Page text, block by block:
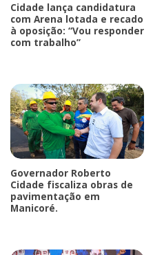
Cidade lança candidatura
com Arena lotada e recado
à oposição: “Vou responder
com trabalho”
Governador Roberto
Cidade fiscaliza obras de
pavimentação em
Manicoré.